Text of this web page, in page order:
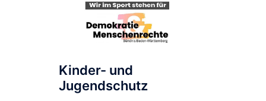
Kinder- und
Jugendschutz